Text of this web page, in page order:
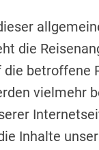
die
die betroffene
vielmehr
Inhalte